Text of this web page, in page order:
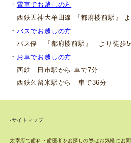
・ 電車でお越しの方
西鉄天神大牟田線 『都府楼前駅』
・ バスでお越しの方
バス停 『都府楼前駅』 より徒歩5
・ お車でお越しの方
西鉄二日市駅から 車で7分
西鉄久留米駅から 車で36分
-サイトマップ
太宰府で歯科・歯医者をお探しの際はお気軽にお